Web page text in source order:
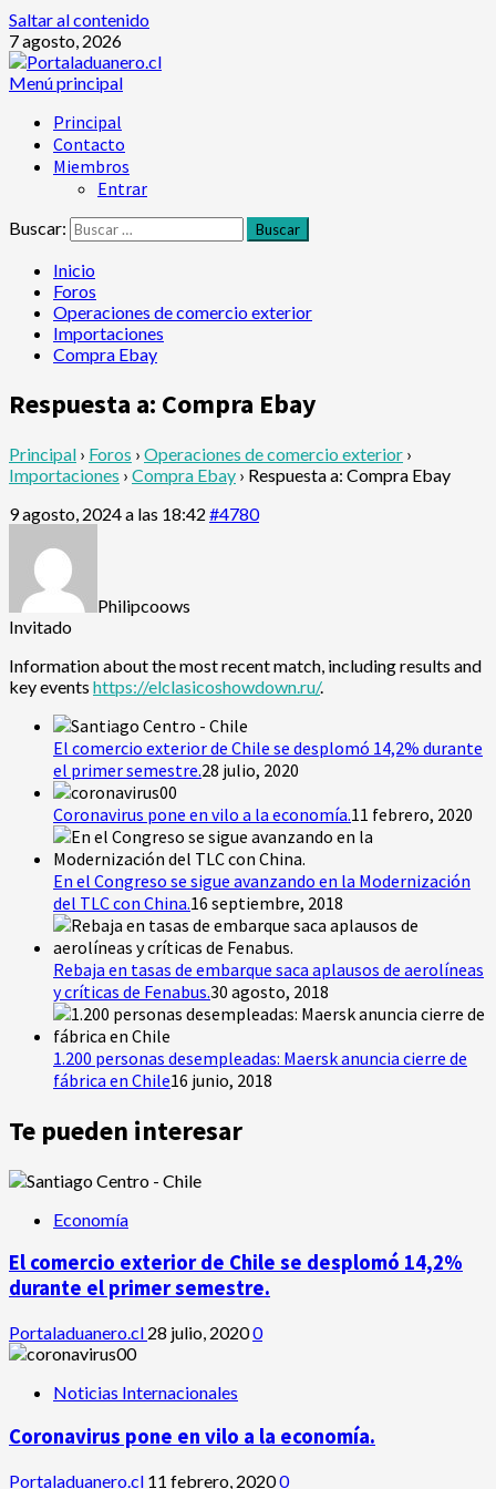
Saltar al contenido
7 agosto, 2026
Menú principal
Principal
Contacto
Miembros
Entrar
Buscar:
Inicio
Foros
Operaciones de comercio exterior
Importaciones
Compra Ebay
Respuesta a: Compra Ebay
Principal › Foros › Operaciones de comercio exterior ›
Importaciones › Compra Ebay › Respuesta a: Compra Ebay
9 agosto, 2024 a las 18:42 #4780
Philipcoows
Invitado
Information about the most recent match, including results and
key events https://elclasicoshowdown.ru/.
El comercio exterior de Chile se desplomó 14,2% durante
el primer semestre.28 julio, 2020
Coronavirus pone en vilo a la economía.11 febrero, 2020
En el Congreso se sigue avanzando en la Modernización
del TLC con China.16 septiembre, 2018
Rebaja en tasas de embarque saca aplausos de aerolíneas
y críticas de Fenabus.30 agosto, 2018
1.200 personas desempleadas: Maersk anuncia cierre de
fábrica en Chile16 junio, 2018
Te pueden interesar
Economía
El comercio exterior de Chile se desplomó 14,2%
durante el primer semestre.
Portaladuanero.cl 28 julio, 20200
Noticias Internacionales
Coronavirus pone en vilo a la economía.
Portaladuanero.cl 11 febrero, 20200